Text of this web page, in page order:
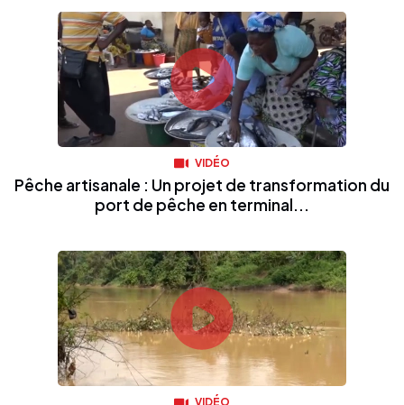
VIDÉO
Pêche artisanale : Un projet de transformation du
port de pêche en terminal...
VIDÉO